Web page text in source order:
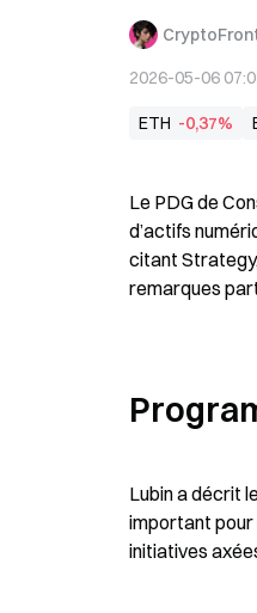
2026-05-06
ETH -0,37%
Le PDG de
d’actifs
citant
remarques
Lubin a décrit
important pour
initiatives